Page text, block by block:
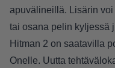
apuvälineillä. Lisärin
tai osana pelin kyljessä
Hitman 2 on saatavilla
Onelle. Uutta